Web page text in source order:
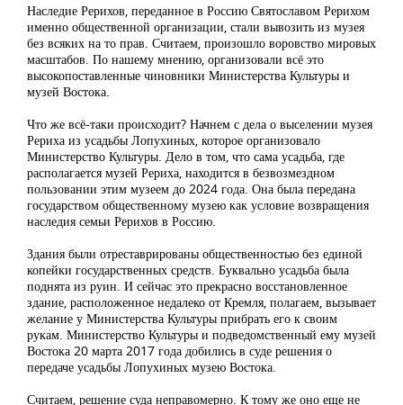
Наследие Рерихов, переданное в Россию Святославом Рерихом
именно общественной организации, стали вывозить из музея
без всяких на то прав. Считаем, произошло воровство мировых
масштабов. По нашему мнению, организовали всё это
высокопоставленные чиновники Министерства Культуры и
музей Востока.
Что же всё-таки происходит? Начнем с дела о выселении музея
Рериха из усадьбы Лопухиных, которое организовало
Министерство Культуры. Дело в том, что сама усадьба, где
располагается музей Рериха, находится в безвозмездном
пользовании этим музеем до 2024 года. Она была передана
государством общественному музею как условие возвращения
наследия семьи Рерихов в Россию.
Здания были отреставрированы общественностью без единой
копейки государственных средств. Буквально усадьба была
поднята из руин. И сейчас это прекрасно восстановленное
здание, расположенное недалеко от Кремля, полагаем, вызывает
желание у Министерства Культуры прибрать его к своим
рукам. Министерство Культуры и подведомственный ему музей
Востока 20 марта 2017 года добились в суде решения о
передаче усадьбы Лопухиных музею Востока.
Считаем, решение суда неправомерно. К тому же оно еще не